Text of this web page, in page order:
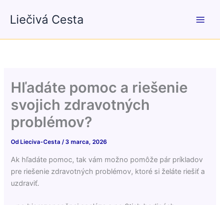
Liečivá Cesta
Hľadáte pomoc a riešenie
svojich zdravotných
problémov?
Od Lieciva-Cesta/3 marca, 2026
Ak hľadáte pomoc, tak vám možno pomôže pár príkladov
pre riešenie zdravotných problémov, ktoré si želáte riešiť a
uzdraviť.